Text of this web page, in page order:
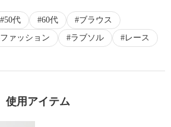
50代 60代
ブラウス
ファッション ラブソル レース
使用アイテム